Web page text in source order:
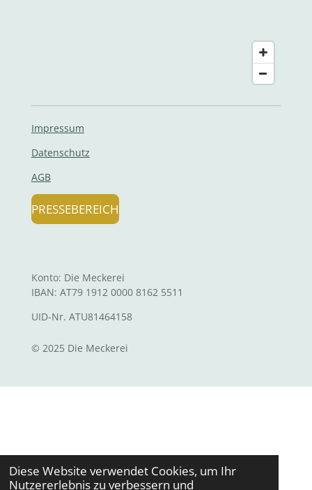
Diese Website verwendet Cookies, um Ihr
Nutzererlebnis zu verbessern und
Impressum
Datenschutz
AGB
PRESSEBEREICH
Konto: Die Meckerei
IBAN: AT79 1912 0000 8162 5511
UID-Nr. ATU81464158
© 2025 Die Meckerei